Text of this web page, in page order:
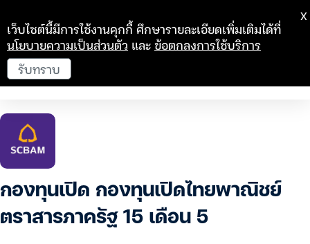
กองทุนเปิด กองทุนเปิดไทยพาณิชย์
ตราสารภาครัฐ 15 เดือน 5
เว็บไซต์นี้มีการใช้งานคุกกี้ ศึกษารายละเอียดเพิ่มเติมได้ที่
นโยบายความเป็นส่วนตัว และข้อตกลงการใช้บริการ
รับทราบ
X